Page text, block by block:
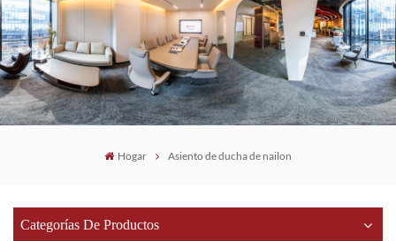
Hogar Asiento de ducha de nailon
Categorías De Productos